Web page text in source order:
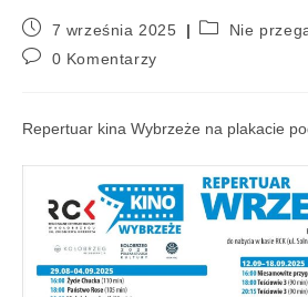
7 września 2025
Nie
0 Komentarzy
Repertuar kina Wybrzeże na plakacie